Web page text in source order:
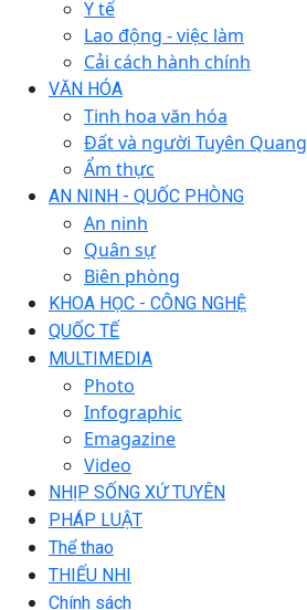
Y tế
Lao động - việc làm
Cải cách hành chính
VĂN HÓA
Tinh hoa văn hóa
Đất và người Tuyên Quang
Ẩm thực
AN NINH - QUỐC PHÒNG
An ninh
Quân sự
Biên phòng
KHOA HỌC - CÔNG NGHỆ
QUỐC TẾ
MULTIMEDIA
Photo
Infographic
Emagazine
Video
NHỊP SỐNG XỨ TUYÊN
PHÁP LUẬT
Thể thao
THIẾU NHI
Chính sách